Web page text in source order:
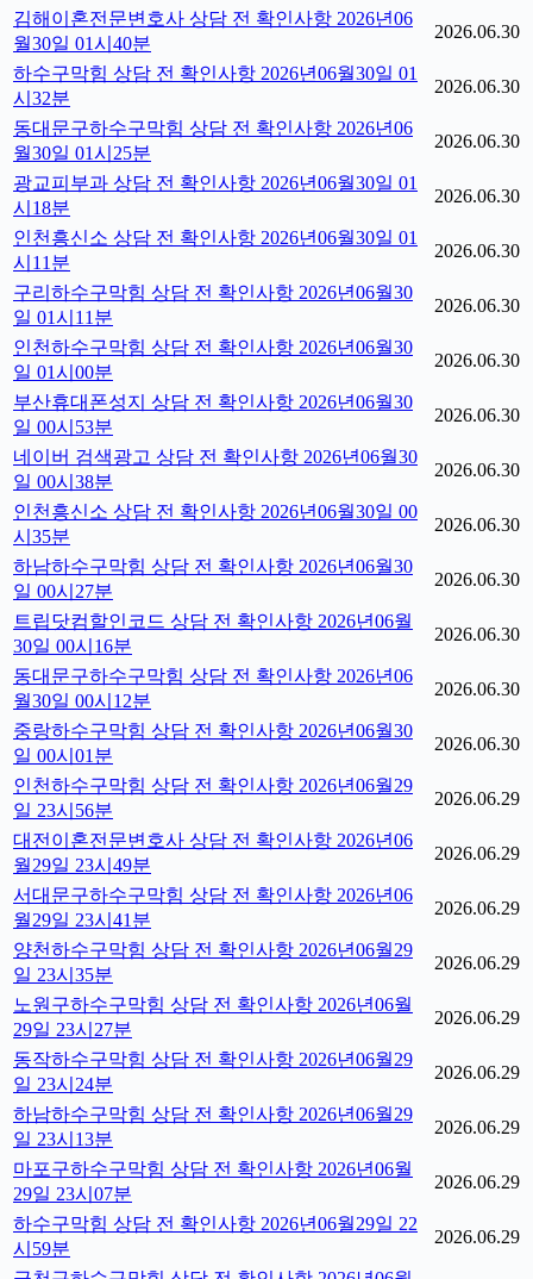
김해이혼전문변호사 상담 전 확인사항 2026년06
월30일 01시40분
2026.06.30
하수구막힘 상담 전 확인사항 2026년06월30일 01
시32분
2026.06.30
동대문구하수구막힘 상담 전 확인사항 2026년06
월30일 01시25분
2026.06.30
광교피부과 상담 전 확인사항 2026년06월30일 01
시18분
2026.06.30
인천흥신소 상담 전 확인사항 2026년06월30일 01
시11분
2026.06.30
구리하수구막힘 상담 전 확인사항 2026년06월30
일 01시11분
2026.06.30
인천하수구막힘 상담 전 확인사항 2026년06월30
일 01시00분
2026.06.30
부산휴대폰성지 상담 전 확인사항 2026년06월30
일 00시53분
2026.06.30
네이버 검색광고 상담 전 확인사항 2026년06월30
일 00시38분
2026.06.30
인천흥신소 상담 전 확인사항 2026년06월30일 00
시35분
2026.06.30
하남하수구막힘 상담 전 확인사항 2026년06월30
일 00시27분
2026.06.30
트립닷컴할인코드 상담 전 확인사항 2026년06월
30일 00시16분
2026.06.30
동대문구하수구막힘 상담 전 확인사항 2026년06
월30일 00시12분
2026.06.30
중랑하수구막힘 상담 전 확인사항 2026년06월30
일 00시01분
2026.06.30
인천하수구막힘 상담 전 확인사항 2026년06월29
일 23시56분
2026.06.29
대전이혼전문변호사 상담 전 확인사항 2026년06
월29일 23시49분
2026.06.29
서대문구하수구막힘 상담 전 확인사항 2026년06
월29일 23시41분
2026.06.29
양천하수구막힘 상담 전 확인사항 2026년06월29
일 23시35분
2026.06.29
노원구하수구막힘 상담 전 확인사항 2026년06월
29일 23시27분
2026.06.29
동작하수구막힘 상담 전 확인사항 2026년06월29
일 23시24분
2026.06.29
하남하수구막힘 상담 전 확인사항 2026년06월29
일 23시13분
2026.06.29
마포구하수구막힘 상담 전 확인사항 2026년06월
29일 23시07분
2026.06.29
하수구막힘 상담 전 확인사항 2026년06월29일 22
시59분
2026.06.29